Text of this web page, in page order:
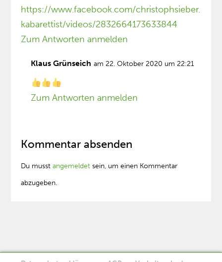
https://www.facebook.com/christophsieber.
kabarettist/videos/2832664173633844
Zum Antworten anmelden
Klaus Grünseich am 22. Oktober 2020 um 22:21
Zum Antworten anmelden
Kommentar absenden
Du musstangemeldet sein, um einen Kommentar
abzugeben.